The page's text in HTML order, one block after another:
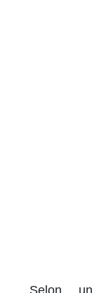
Selon un